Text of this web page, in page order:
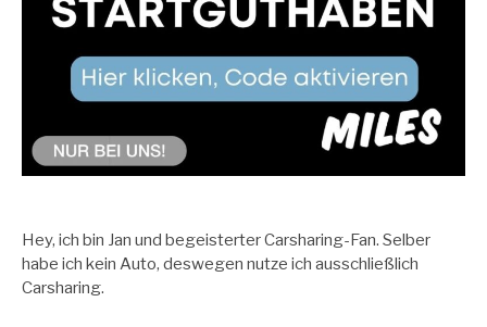
Hey, ich bin Jan und begeisterter Carsharing-Fan. Selber
habe ich kein Auto, deswegen nutze ich ausschließlich
Carsharing.